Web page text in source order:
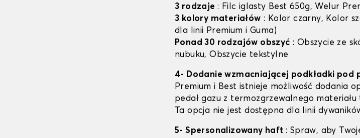
3 rodzaje : Filc iglasty Best 650g, Welur
3 kolory materiałów : Kolor czarny, Kolor
dla linii Premium i Guma)
Ponad 30 rodzajów obszyć : Obszycie ze
nubuku, Obszycie tekstylne
4- Dodanie wzmacniającej podkładki pod
Premium i Best istnieje możliwość dodania
pedał gazu z termozgrzewalnego
Ta opcja nie jest dostępna dla linii
5- Spersonalizowany haft : Spraw, aby